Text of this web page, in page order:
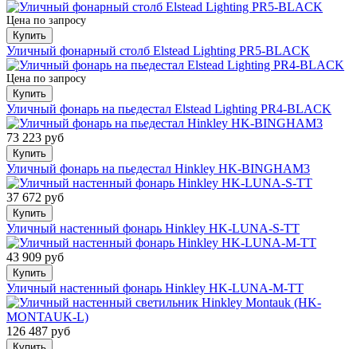
Цена по запросу
Купить
Уличный фонарный столб Elstead Lighting PR5-BLACK
Цена по запросу
Купить
Уличный фонарь на пьедестал Elstead Lighting PR4-BLACK
73 223 руб
Купить
Уличный фонарь на пьедестал Hinkley HK-BINGHAM3
37 672 руб
Купить
Уличный настенный фонарь Hinkley HK-LUNA-S-TT
43 909 руб
Купить
Уличный настенный фонарь Hinkley HK-LUNA-M-TT
126 487 руб